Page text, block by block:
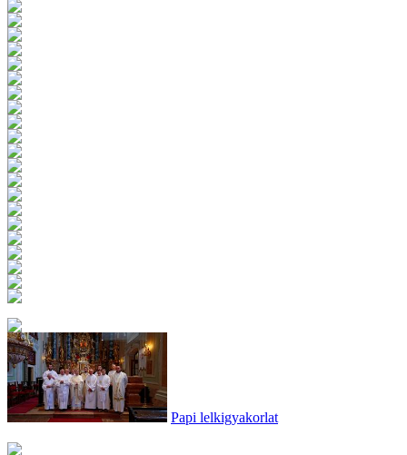
Papi lelkigyakorlat